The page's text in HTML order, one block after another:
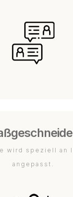
wird speziell an
angepasst.